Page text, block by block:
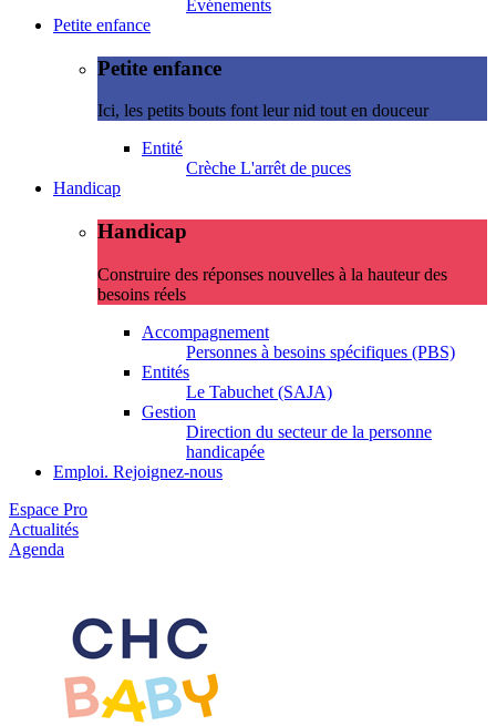
Evénements
Petite enfance
Petite enfance
Ici, les petits bouts font leur nid tout en douceur
Entité
Crèche L'arrêt de puces
Handicap
Handicap
Construire des réponses nouvelles à la hauteur des
besoins réels
Accompagnement
Personnes à besoins spécifiques (PBS)
Entités
Le Tabuchet (SAJA)
Gestion
Direction du secteur de la personne
handicapée
Emploi. Rejoignez-nous
Espace Pro
Actualités
Agenda